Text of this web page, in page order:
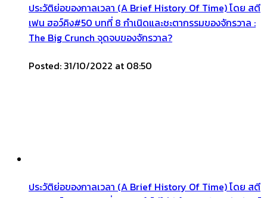
ประวัติย่อของกาลเวลา (A Brief History Of Time) โดย สตี
เฟน ฮอว์คิง#50 บทที่ 8 กำเนิดและชะตากรรมของจักรวาล :
The Big Crunch จุดจบของจักรวาล?
Posted: 31/10/2022 at 08:50
ประวัติย่อของกาลเวลา (A Brief History Of Time) โดย สตี